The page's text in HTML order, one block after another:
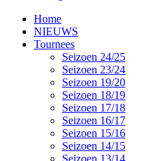
Home
NIEUWS
Tournees
Seizoen 24/25
Seizoen 23/24
Seizoen 19/20
Seizoen 18/19
Seizoen 17/18
Seizoen 16/17
Seizoen 15/16
Seizoen 14/15
Seizoen 13/14